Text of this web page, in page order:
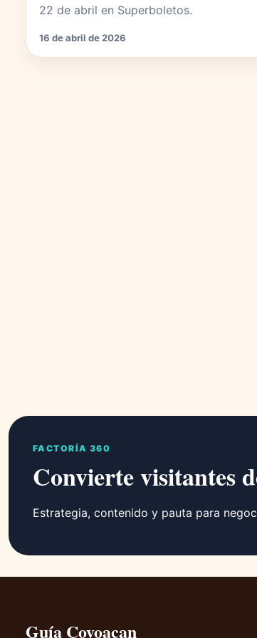
22 de abril en Superboletos.
16 de abril de 2026
FACTORÍA 360
Convierte visitantes
Estrategia, contenido y pauta para
Guía Coyoacan